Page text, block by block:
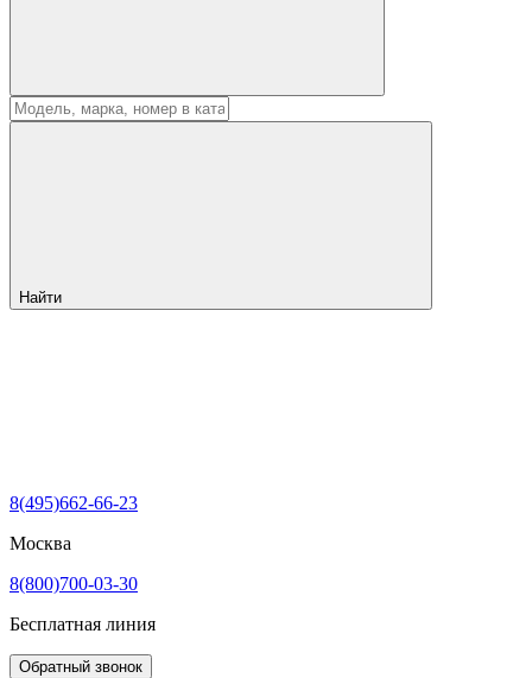
Найти
8(495)662-66-23
Москва
8(800)700-03-30
Бесплатная линия
Обратный звонок